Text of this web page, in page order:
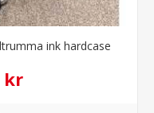
ink hardcase
kr